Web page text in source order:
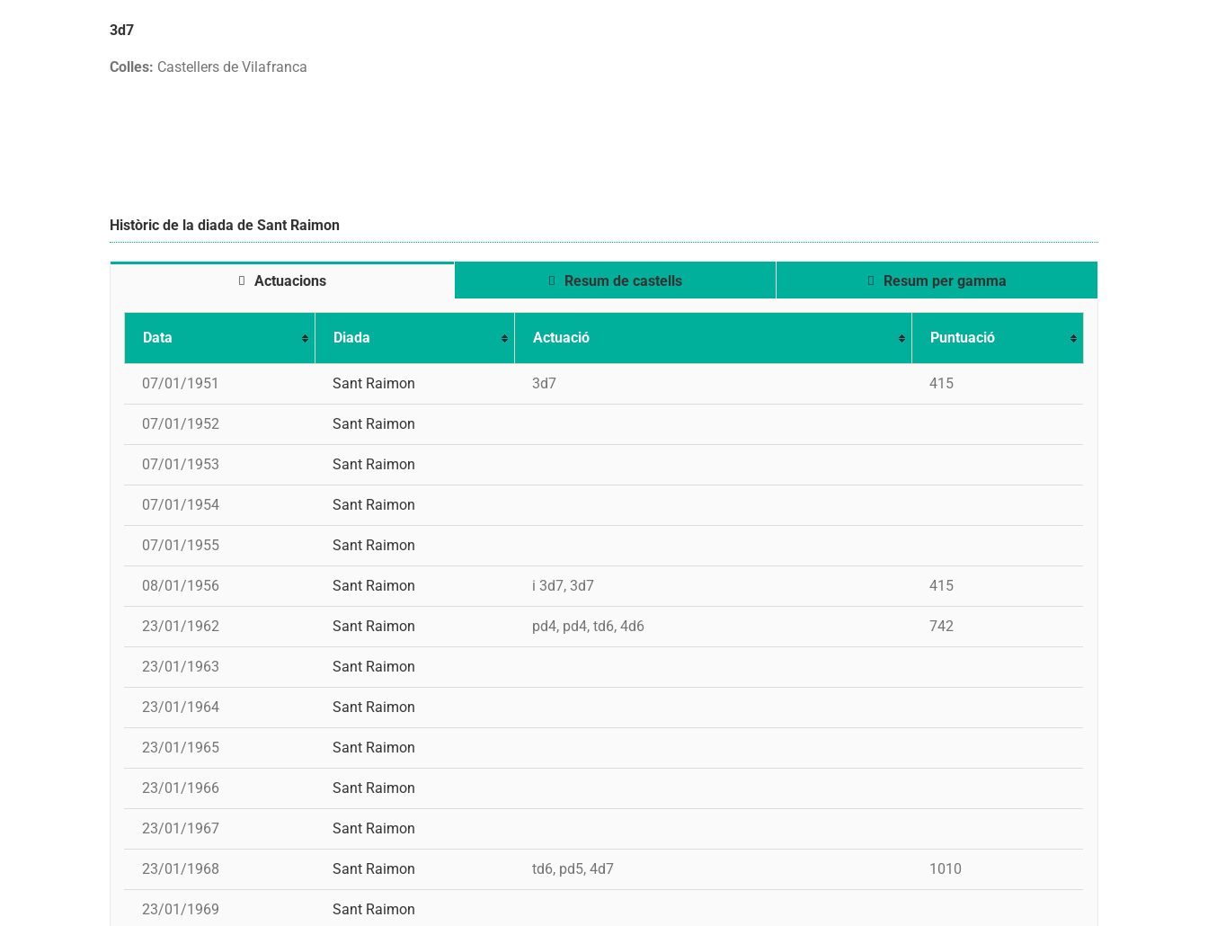
3d7
Colles: Castellers de Vilafranca
Històric de la diada de Sant Raimon
Actuacions Resum de castells Resum per gamma
Data Diada Actuació Puntuació
07/01/1951 Sant Raimon 3d7 415
07/01/1952 Sant Raimon
07/01/1953 Sant Raimon
07/01/1954 Sant Raimon
07/01/1955 Sant Raimon
08/01/1956 Sant Raimon i 3d7, 3d7 415
23/01/1962 Sant Raimon pd4, pd4, td6, 4d6 742
23/01/1963 Sant Raimon
23/01/1964 Sant Raimon
23/01/1965 Sant Raimon
23/01/1966 Sant Raimon
23/01/1967 Sant Raimon
23/01/1968 Sant Raimon td6, pd5, 4d7 1010
23/01/1969 Sant Raimon